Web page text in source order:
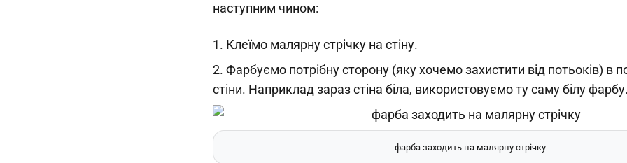
наступним чином:
1. Клеїмо малярну стрічку на стіну.
2. Фарбуємо потрібну сторону (яку хочемо захистити від потьоків) в
стіни. Наприклад зараз стіна біла, використовуємо ту саму білу фарбу.
фарба заходить на малярну стрічку